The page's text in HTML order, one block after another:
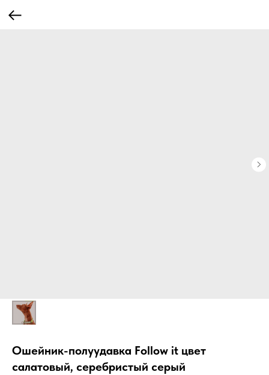
Ошейник-полуудавка Follow it цвет
салатовый, серебристый серый